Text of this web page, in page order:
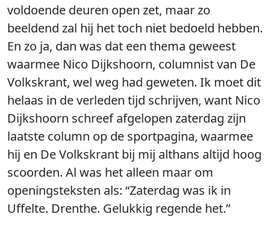
voldoende deuren open zet, maar zo
beeldend zal hij het toch niet bedoeld hebben.
En zo ja, dan was dat een thema geweest
waarmee Nico Dijkshoorn, columnist van De
Volkskrant, wel weg had geweten. Ik moet dit
helaas in de verleden tijd schrijven, want Nico
Dijkshoorn schreef afgelopen zaterdag zijn
laatste column op de sportpagina, waarmee
hij en De Volkskrant bij mij althans altijd hoog
scoorden. Al was het alleen maar om
openingsteksten als: “Zaterdag was ik in
Uffelte. Drenthe. Gelukkig regende het.”